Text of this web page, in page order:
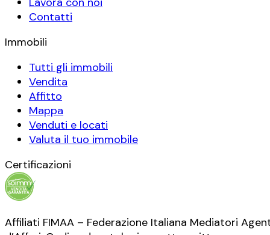
Contatti
Immobili
Tutti gli immobili
Vendita
Affitto
Mappa
Venduti e locati
Valuta il tuo immobile
Certificazioni
Affiliati FIMAA – Federazione Italiana Mediatori